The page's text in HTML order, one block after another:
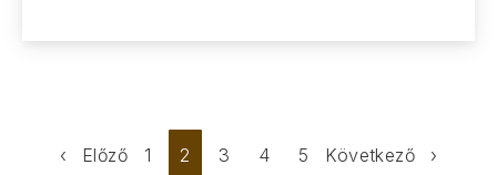
Előző 1 2 3 4 5 Következő